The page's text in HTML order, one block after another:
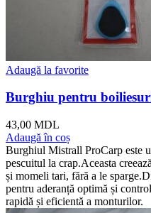
Adaugă la favorite
Burghiu pentru
43,00 MDL
Adaugă în coș
Burghiul Mistrall ProCarp este
pescuitul la crap.Aceasta
și momeli tari, fără a le
pentru aderanță optimă și
rapidă și eficientă a monturilor.